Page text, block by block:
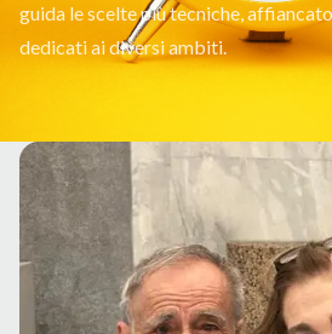
guida le scelte più tecniche,
dedicati ai diversi ambiti.